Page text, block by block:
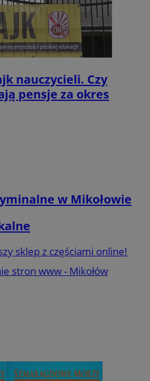
nauczycieli. Czy
pensje za okres
w Mikołowie
sklep z częściami online!
stron www - Mikołów